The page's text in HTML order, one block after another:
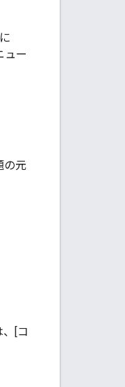
ュー
の元
[コ